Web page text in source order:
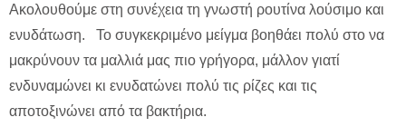
Ακολουθούμε στη συνέχεια τη γνωστή ρουτίνα λούσιμο και
ενυδάτωση. Το συγκεκριμένο μείγμα βοηθάει πολύ στο να
μακρύνουν τα μαλλιά μας πιο γρήγορα, μάλλον γιατί
ενδυναμώνει κι ενυδατώνει πολύ τις ρίζες και τις
αποτοξινώνει από τα βακτήρια.